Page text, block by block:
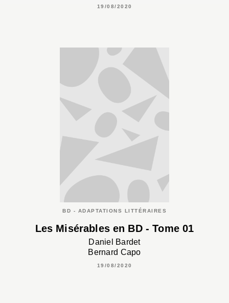
19/08/2020
BD - ADAPTATIONS LITTÉRAIRES
Les Misérables en BD - Tome 01
Daniel Bardet
Bernard Capo
19/08/2020